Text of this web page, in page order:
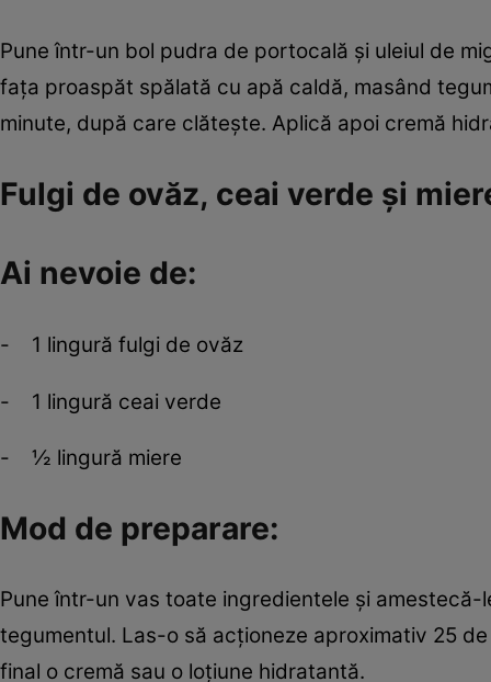
Pune într-un bol pudra de portocală şi uleiul de
faţa proaspăt spălată cu apă caldă, masând
minute, după care clăteşte. Aplică apoi cremă
Fulgi de ovăz, ceai verde şi
Ai nevoie de:
- 1 lingură fulgi de ovăz
- 1 lingură ceai verde
- ½ lingură miere
Mod de preparare:
Pune într-un vas toate ingredientele şi
tegumentul. Las-o să acţioneze aproximativ 25
final o cremă sau o loţiune hidratantă.